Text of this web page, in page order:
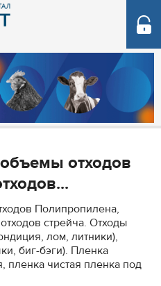
отходов
Полипропилена,
стрейча. Отходы
лом, литники),
биг-бэги). Пленка
пленка чистая пленка под